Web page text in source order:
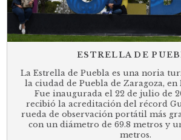
ESTRELLA DE
La Estrella de Puebla es una noria
la ciudad de Puebla de Zaragoza, en
Fue inaugurada el 22 de julio de
recibió la acreditación del récord
rueda de observación portátil más
con un diámetro de 69.8 metros y
metros.